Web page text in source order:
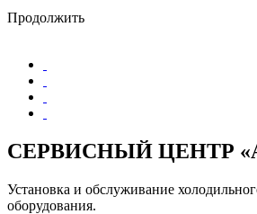
Продолжить
СЕРВИСНЫЙ ЦЕНТР
Установка и обслуживание
оборудования.